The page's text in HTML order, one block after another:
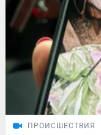
ПРОИСШЕСТВИЯ